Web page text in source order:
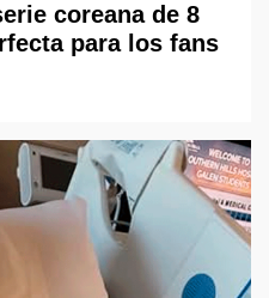
coreana de 8
para los fans